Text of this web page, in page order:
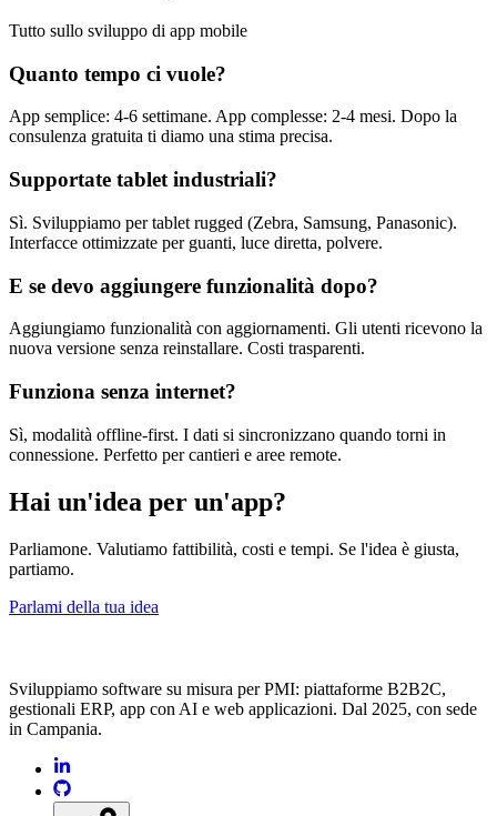
Tutto sullo sviluppo di app mobile
Quanto tempo ci vuole?
App semplice: 4-6 settimane. App complesse: 2-4 mesi. Dopo la
consulenza gratuita ti diamo una stima precisa.
Supportate tablet industriali?
Sì. Sviluppiamo per tablet rugged (Zebra, Samsung, Panasonic).
Interfacce ottimizzate per guanti, luce diretta, polvere.
E se devo aggiungere funzionalità dopo?
Aggiungiamo funzionalità con aggiornamenti. Gli utenti ricevono la
nuova versione senza reinstallare. Costi trasparenti.
Funziona senza internet?
Sì, modalità offline-first. I dati si sincronizzano quando torni in
connessione. Perfetto per cantieri e aree remote.
Hai un'idea per un'app?
Parliamone. Valutiamo fattibilità, costi e tempi. Se l'idea è giusta,
partiamo.
Parlami della tua idea
Sviluppiamo software su misura per PMI: piattaforme B2B2C,
gestionali ERP, app con AI e web applicazioni. Dal 2025, con sede
in Campania.